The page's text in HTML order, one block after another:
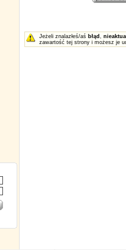
Jeżeli znalazłeś/aś błąd ,
zawartość tej strony i możesz je